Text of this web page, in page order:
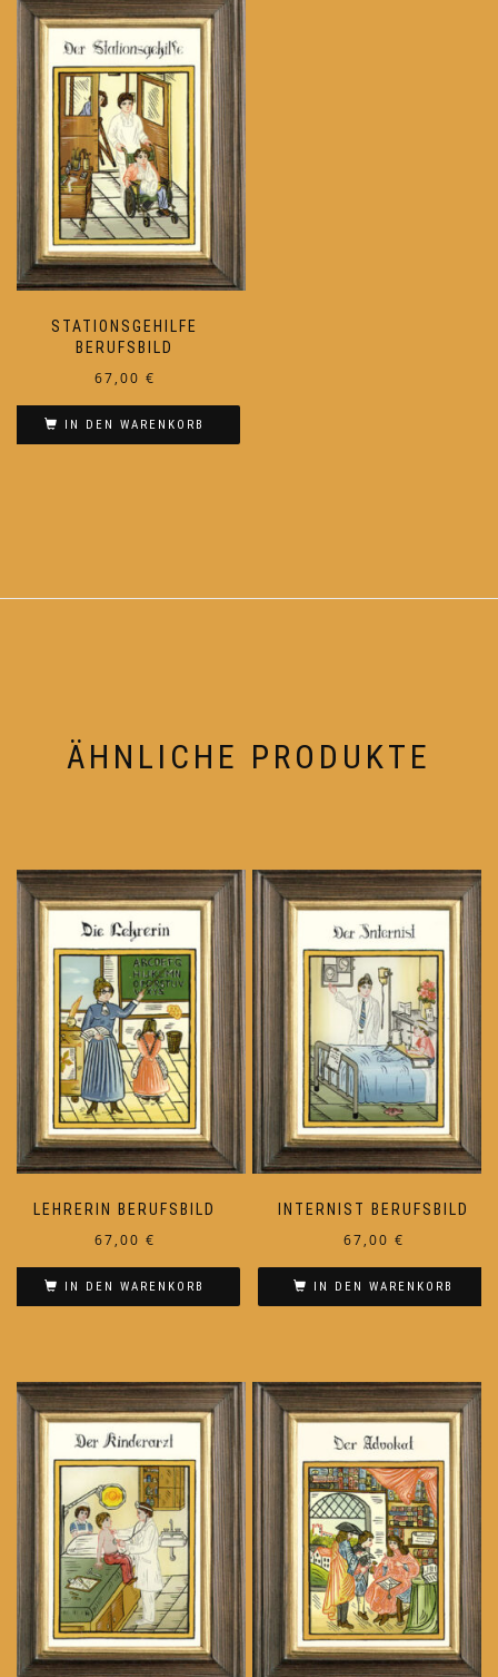
STATIONSGEHILFE
BERUFSBILD
67,00 €
IN DEN WARENKORB
ÄHNLICHE PRODUKTE
LEHRERIN BERUFSBILD
67,00 €
IN DEN WARENKORB
INTERNIST BERUFSBILD
67,00 €
IN DEN WARENKORB